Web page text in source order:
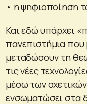
• η ψηφιοποίηση
Και εδώ υπάρχει
πανεπιστήμια
μεταδώσουν τη
τις νέες
μέσω των
ενσωματώσει στα